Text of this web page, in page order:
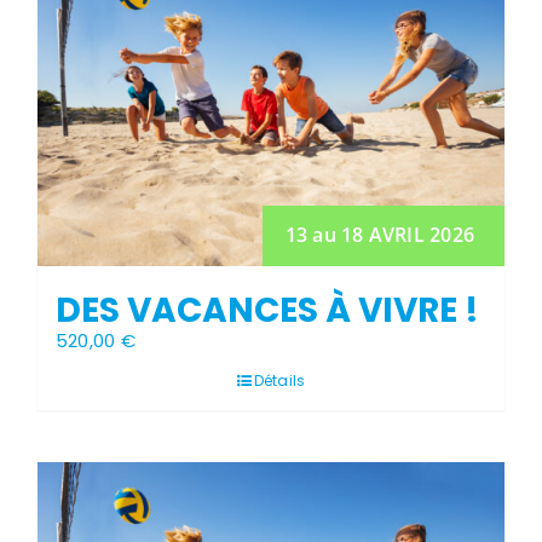
13 au 18 AVRIL 2026
DES VACANCES À VIVRE !
520,00 €
Détails